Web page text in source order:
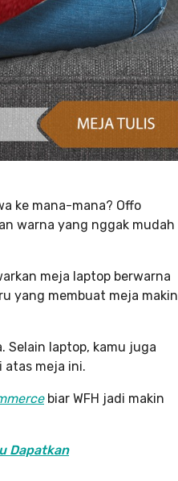
ke mana-mana? Offo
warna yang nggak mudah
meja laptop berwarna
yang membuat meja makin
Selain laptop, kamu juga
atas meja ini.
biar WFH jadi makin
Dapatkan